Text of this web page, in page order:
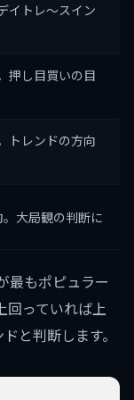
イトレ〜スイン
押し目買いの目
トレンドの方向
大局観の判断に
最もポピュラー
回っていれば上
と判断します。